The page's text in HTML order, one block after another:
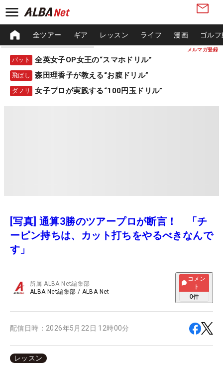
メルマガ登録
全ツアー ギア レッスン ライフ 漫画 ゴル
パット 全英女子OP女王の“スマホドリル”
飛ばし 森田理香子が教える“お腹ドリル”
ダフリ 女子プロが実践する“100円玉ドリル”
[写真] 通算3勝のツアープロが断言！ 「チ
ーピン持ちは、カット打ちをやるべきなんで
す」
所属ALBA Net編集部
ALBA Net編集部 / ALBA Net
コメン
ト
0件
配信日時： 2026年5月22日 12時00分
レッスン